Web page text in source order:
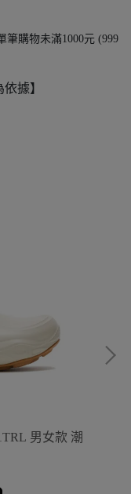
筆購物未滿1000元 (999
據】
男女款 潮